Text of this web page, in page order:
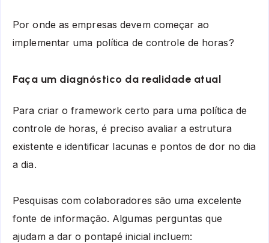
Por onde as empresas devem começar ao
implementar uma política de controle de horas?
Faça um diagnóstico da realidade atual
Para criar o framework certo para uma política de
controle de horas, é preciso avaliar a estrutura
existente e identificar lacunas e pontos de dor no dia
a dia.
Pesquisas com colaboradores são uma excelente
fonte de informação. Algumas perguntas que
ajudam a dar o pontapé inicial incluem: